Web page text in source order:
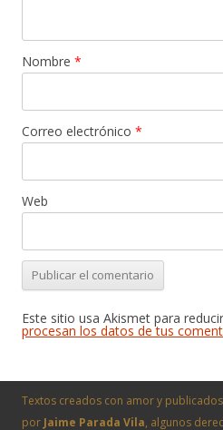
Nombre *
Correo electrónico *
Web
Este sitio usa Akismet para
procesan los datos de tus
Textos creados con amor y
porJaime Parada Vila, algunos